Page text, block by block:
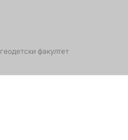
факултет